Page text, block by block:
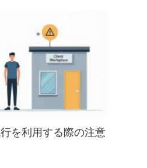
を利用する際の注意